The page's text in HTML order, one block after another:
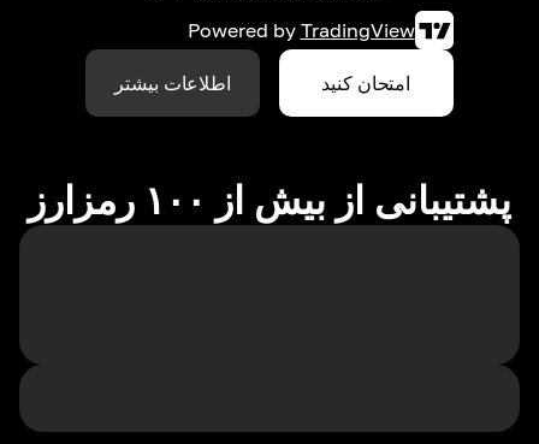
Powered by TradingView
امتحان کنید اطلاعات بیشتر
پشتیبانی از بیش از ۱۰۰ رمزارز